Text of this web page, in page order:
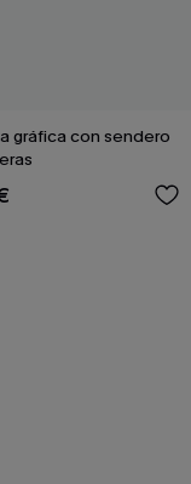
gráfica con sendero